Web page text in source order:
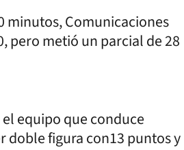
minutos, Comunicaciones
pero metió un parcial de 28
equipo que conduce
doble figura con13 puntos y